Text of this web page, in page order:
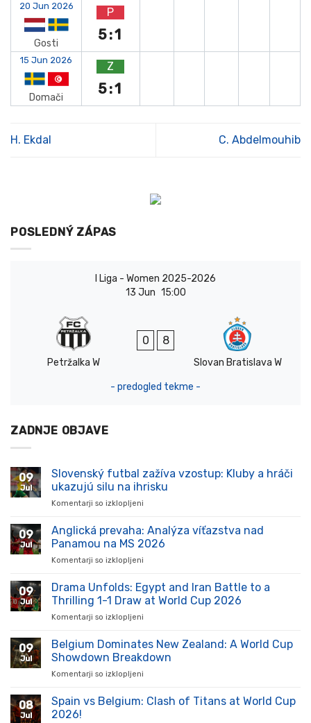
20 Jun 2026
Gosti
P
5:1
15 Jun 2026
Domači
Z
5:1
H. Ekdal C. Abdelmouhib
POSLEDNÝ ZÁPAS
I Liga - Women 2025-2026
13 Jun 15:00
Petržalka W
0 8
Slovan Bratislava W
- predogled tekme -
ZADNJE OBJAVE
09
Jul
Slovenský futbal zažíva vzostup: Kluby a hráči
ukazujú silu na ihrisku
Komentarji so izklopljeni
futbal
zažíva
vzostup:
hráči
ukazujú
09
Jul
Anglická prevaha: Analýza víťazstva nad
Panamou na MS 2026
Komentarji so izklopljeni
prevaha:
Analýza
víťazstva
na
MS
09
Jul
Drama Unfolds: Egypt and Iran Battle to a
Thrilling 1-1 Draw at World Cup 2026
Komentarji so izklopljeni
Unfolds:
Egypt
and
to
09
Jul
Belgium Dominates New Zealand: A World Cup
Showdown Breakdown
Komentarji so izklopljeni
Dominates
08
Jul
Spain vs Belgium: Clash of Titans at World Cup
2026!